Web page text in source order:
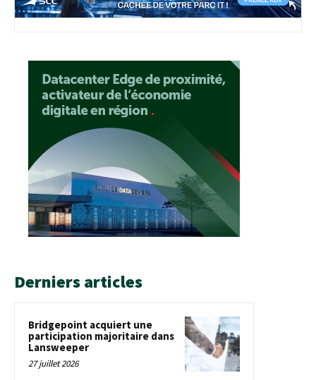
Derniers articles
Bridgepoint acquiert une
participation majoritaire dans
Lansweeper
27 juillet 2026